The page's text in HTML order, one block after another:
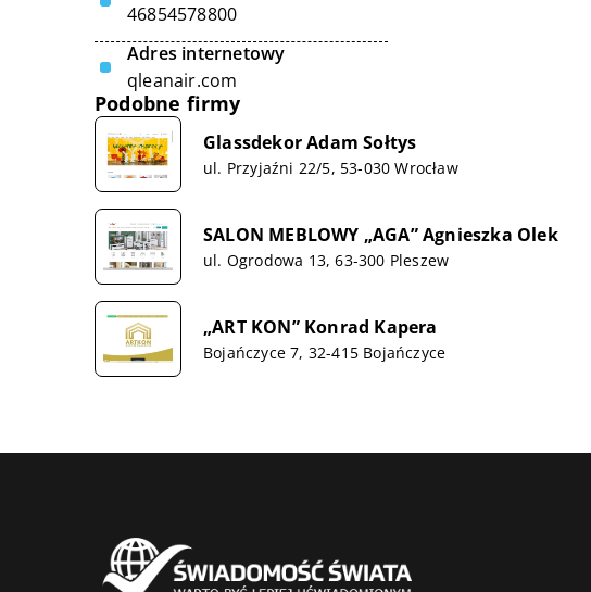
46854578800
Adres internetowy
qleanair.com
Podobne firmy
Glassdekor Adam Sołtys
ul. Przyjaźni 22/5, 53-030 Wrocław
SALON MEBLOWY „AGA” Agnieszka Olek
ul. Ogrodowa 13, 63-300 Pleszew
„ART KON” Konrad Kapera
Bojańczyce 7, 32-415 Bojańczyce